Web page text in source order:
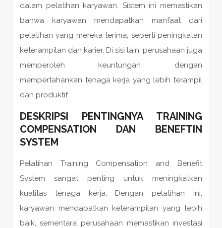
dalam pelatihan karyawan. Sistem ini memastikan
bahwa karyawan mendapatkan manfaat dari
pelatihan yang mereka terima, seperti peningkatan
keterampilan dan karier. Di sisi lain, perusahaan juga
memperoleh keuntungan dengan
mempertahankan tenaga kerja yang lebih terampil
dan produktif.
DESKRIPSI PENTINGNYA TRAINING
COMPENSATION DAN BENEFTIN
SYSTEM
Pelatihan Training Compensation and Benefit
System sangat penting untuk meningkatkan
kualitas tenaga kerja. Dengan pelatihan ini,
karyawan mendapatkan keterampilan yang lebih
baik, sementara perusahaan memastikan investasi